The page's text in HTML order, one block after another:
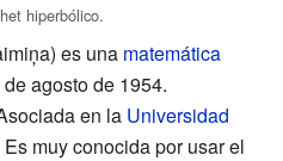
hiperbólico.
es una matemática
agosto de 1954.
en la Universidad
muy conocida por usar el